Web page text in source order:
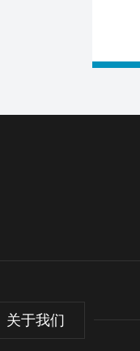
关于我们